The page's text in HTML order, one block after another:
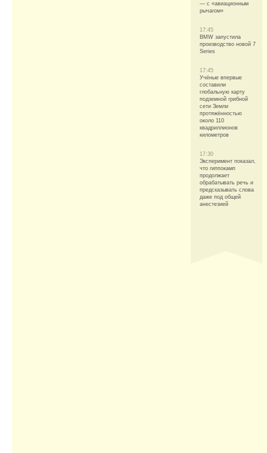
— с «авиационным
рычагом»
17:45
BMW запустила
производство новой 7
Series
17:45
Учёные впервые
составили
глобальную карту
подземной грибной
сети Земли
протяжённостью
около 110
квадриллионов
километров
17:30
Эксперимент показал,
что гиппокамп
продолжает
обрабатывать речь и
предсказывать слова
даже под общей
анестезией